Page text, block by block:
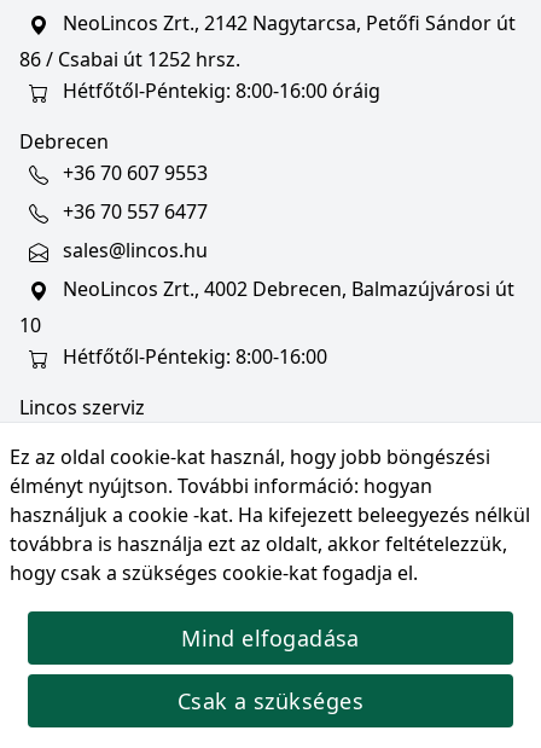
Ez az oldal cookie-kat használ, hogy jobb böngészési
élményt nyújtson. További információ: hogyan
használjuk a cookie -kat. Ha kifejezett beleegyezés nélkül
továbbra is használja ezt az oldalt, akkor feltételezzük,
hogy csak a szükséges cookie-kat fogadja el.
Mind elfogadása
Csak a szükséges
NeoLincos Zrt., 2142 Nagytarcsa, Petőfi Sándor út
86 / Csabai út 1252 hrsz.
Hétfőtől-Péntekig: 8:00-16:00 óráig
Debrecen
+36 70 607 9553
+36 70 557 6477
sales@lincos.hu
NeoLincos Zrt., 4002 Debrecen, Balmazújvárosi út
10
Hétfőtől-Péntekig: 8:00-16:00
Lincos szerviz
NeoLincos Zrt., 4002 Debrecen, Balmazújvárosi út
10
Nyitvatartás: hétfő-péntek 8:00-16:00
© Copyright 2026 NeoLincos Zrt., minden jog
fenntartva.